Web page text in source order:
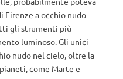
Firenze a occhio nudo
gli strumenti più
luminoso. Gli unici
nudo nel cielo, oltre la
come Marte e